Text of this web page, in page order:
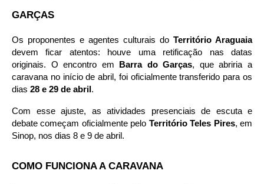
GARÇAS
Os proponentes e agentes culturais do Território Araguaia
devem ficar atentos: houve uma retificação nas datas
originais. O encontro em
Barra do Garças, que abriria a
caravana no início de abril, foi oficialmente transferido para os
dias 28 e 29 de abril .
Com esse ajuste, as atividades presenciais de escuta e
debate começam oficialmente pelo Território Teles Pires, em
Sinop, nos dias 8 e 9 de abril.
COMO FUNCIONA A CARAVANA